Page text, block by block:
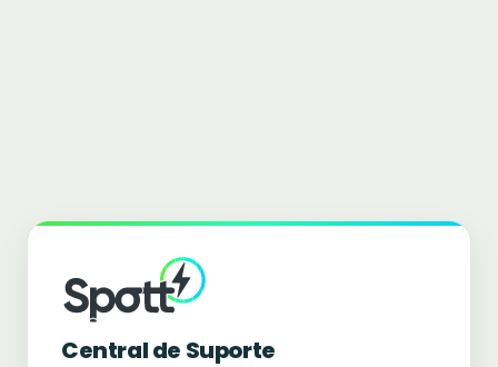
Central de Suporte